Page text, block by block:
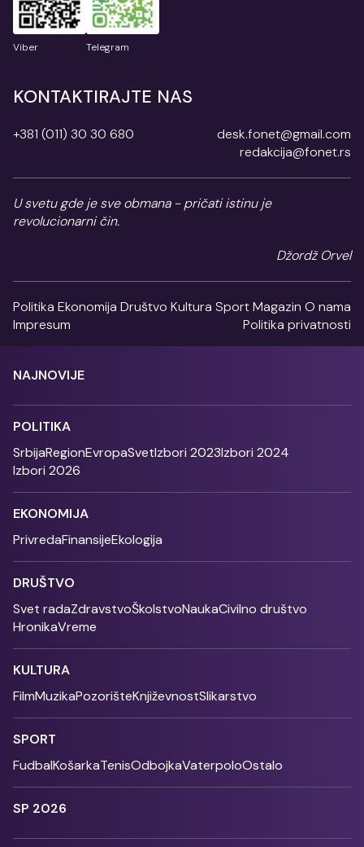
Viber Telegram
KONTAKTIRAJTE NAS
+381 (011) 30 30 680
desk.fonet@gmail.com
redakcija@fonet.rs
U svetu gde je sve obmana - pričati istinu je
revolucionarni čin.
Džordž Orvel
Politika Ekonomija Društvo Kultura SportMagazin O nama
Impresum
Politika privatnosti
NAJNOVIJE
POLITIKA
SrbijaRegionEvropaSvetIzbori 2023Izbori 2024
Izbori 2026
EKONOMIJA
PrivredaFinansijeEkologija
DRUŠTVO
Svet radaZdravstvoŠkolstvoNaukaCivilno društvo
HronikaVreme
KULTURA
FilmMuzikaPozorišteKnjiževnostSlikarstvo
SPORT
FudbalKošarkaTenisOdbojkaVaterpoloOstalo
SP 2026